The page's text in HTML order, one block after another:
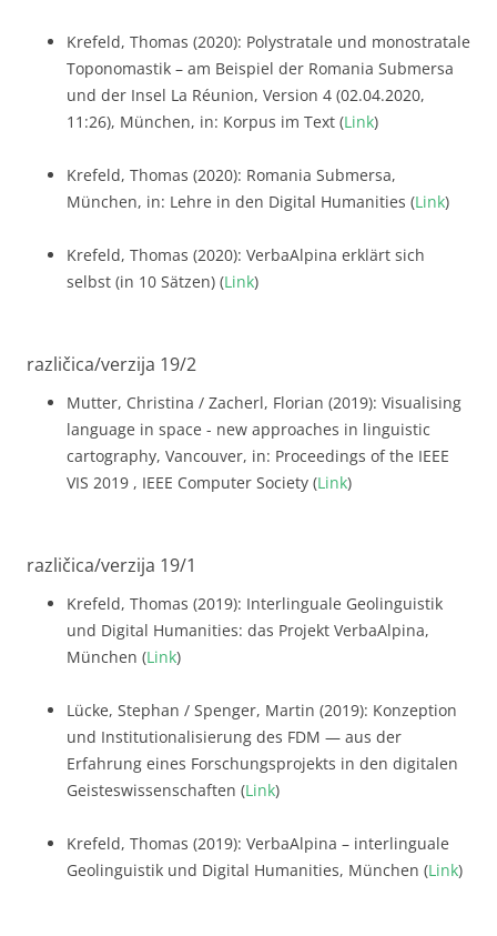
Krefeld, Thomas (2020): Polystratale und monostratale
Toponomastik – am Beispiel der Romania Submersa
und der Insel La Réunion, Version 4 (02.04.2020,
11:26), München, in: Korpus im Text (Link)
Krefeld, Thomas (2020): Romania Submersa,
München, in: Lehre in den Digital Humanities (Link)
Krefeld, Thomas (2020): VerbaAlpina erklärt sich
selbst (in 10 Sätzen) (Link)
različica/verzija 19/2
Mutter, Christina / Zacherl, Florian (2019): Visualising
language in space - new approaches in linguistic
cartography, Vancouver, in: Proceedings of the IEEE
VIS 2019 , IEEE Computer Society (Link)
različica/verzija 19/1
Krefeld, Thomas (2019): Interlinguale Geolinguistik
und Digital Humanities: das Projekt VerbaAlpina,
München (Link)
Lücke, Stephan / Spenger, Martin (2019): Konzeption
und Institutionalisierung des FDM — aus der
Erfahrung eines Forschungsprojekts in den digitalen
Geisteswissenschaften (Link)
Krefeld, Thomas (2019): VerbaAlpina – interlinguale
Geolinguistik und Digital Humanities, München (Link)